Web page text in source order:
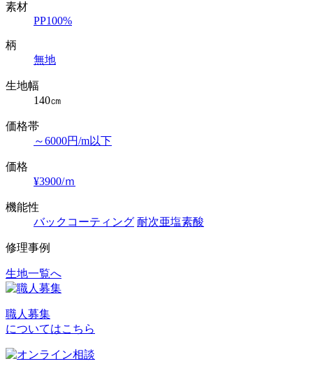
素材
PP100%
柄
無地
生地幅
140㎝
価格帯
～6000円/m以下
価格
¥3900/ｍ
機能性
バックコーティング 耐次亜塩素酸
修理事例
投
ナ
ビ
生地一覧へ
職人募集
についてはこちら